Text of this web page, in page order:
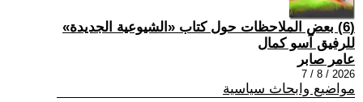
(6) بعض الملاحظات حول كتاب «الشيوعية الجديدة»
للرفيق آسو كمال
عامر صابر
2026 / 8 / 7
مواضيع وابحاث سياسية